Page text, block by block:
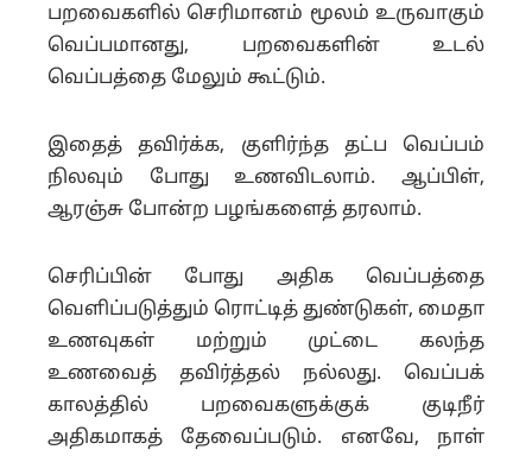
பறவைகளில் செரிமானம் மூலம் உருவாகும்
வெப்பமானது, பறவைகளின் உடல்
வெப்பத்தை மேலும் கூட்டும்.
இதைத் தவிர்க்க, குளிர்ந்த தட்ப வெப்பம்
நிலவும் போது உணவிடலாம். ஆப்பிள்,
ஆரஞ்சு போன்ற பழங்களைத் தரலாம்.
செரிப்பின் போது அதிக வெப்பத்தை
வெளிப்படுத்தும் ரொட்டித் துண்டுகள், மைதா
உணவுகள் மற்றும் முட்டை கலந்த
உணவைத் தவிர்த்தல் நல்லது. வெப்பக்
காலத்தில் பறவைகளுக்குக் குடிநீர்
அதிகமாகத் தேவைப்படும். எனவே, நாள்